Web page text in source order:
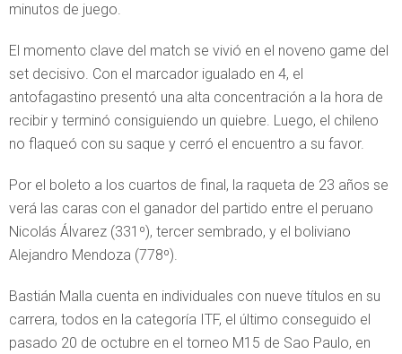
minutos de juego.
El momento clave del match se vivió en el noveno game del
set decisivo. Con el marcador igualado en 4, el
antofagastino presentó una alta concentración a la hora de
recibir y terminó consiguiendo un quiebre. Luego, el chileno
no flaqueó con su saque y cerró el encuentro a su favor.
Por el boleto a los cuartos de final, la raqueta de 23 años se
verá las caras con el ganador del partido entre el peruano
Nicolás Álvarez (331º), tercer sembrado, y el boliviano
Alejandro Mendoza (778º).
Bastián Malla cuenta en individuales con nueve títulos en su
carrera, todos en la categoría ITF, el último conseguido el
pasado 20 de octubre en el torneo M15 de Sao Paulo, en